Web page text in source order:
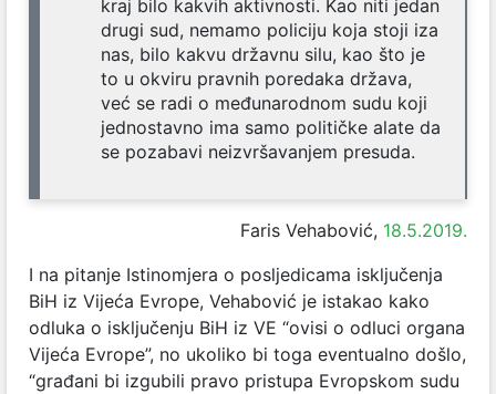
kraj bilo kakvih aktivnosti. Kao niti jedan
drugi sud, nemamo policiju koja stoji iza
nas, bilo kakvu državnu silu, kao što je
to u okviru pravnih poredaka država,
već se radi o međunarodnom sudu koji
jednostavno ima samo političke alate da
se pozabavi neizvršavanjem presuda.
Faris Vehabović, 18.5.2019.
I na pitanje Istinomjera o posljedicama isključenja
BiH iz Vijeća Evrope, Vehabović je istakao kako
odluka o isključenju BiH iz VE “ovisi o odluci organa
Vijeća Evrope”, no ukoliko bi toga eventualno došlo,
“građani bi izgubili pravo pristupa Evropskom sudu